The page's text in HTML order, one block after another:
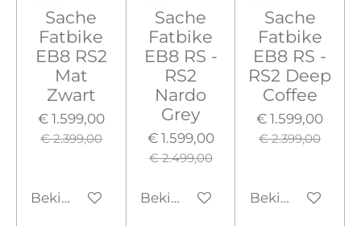
Sache
Fatbike
EB8 RS2
Mat
Zwart
€ 1.599,00
€ 2.399,00
Bekijk details
Sache
Fatbike
EB8 RS -
RS2
Nardo
Grey
€ 1.599,00
€ 2.499,00
Bekijk details
Sache
Fatbike
EB8 RS -
RS2 Deep
Coffee
€ 1.599,00
€ 2.399,00
Bekijk details